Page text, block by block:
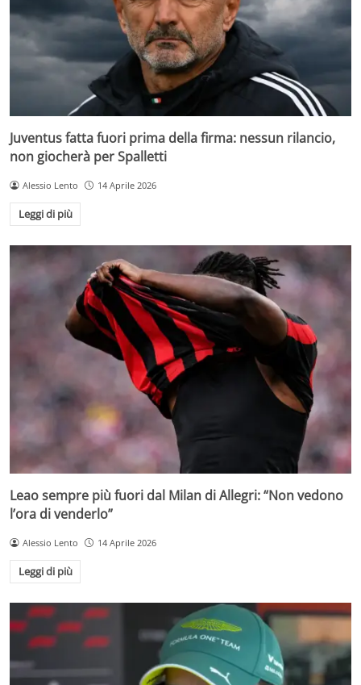
Juventus fatta fuori prima della firma: nessun rilancio,
non giocherà per Spalletti
Alessio Lento 14 Aprile 2026
Leggi di più
Leao sempre più fuori dal Milan di Allegri: “Non vedono
l’ora di venderlo”
Alessio Lento 14 Aprile 2026
Leggi di più